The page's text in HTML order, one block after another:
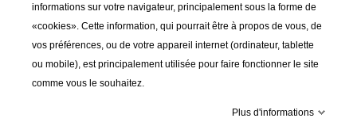
Ajouter au panier
informations sur votre navigateur, principalement sous la forme de
«cookies». Cette information, qui pourrait être à propos de vous, de
vos préférences, ou de votre appareil internet (ordinateur, tablette
ou mobile), est principalement utilisée pour faire fonctionner le site
comme vous le souhaitez.
Plus d'informations